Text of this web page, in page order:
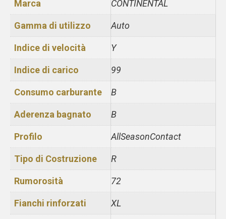
Marca CONTINENTAL
Gamma di utilizzo Auto
Indice di velocità Y
Indice di carico 99
Consumo carburante B
Aderenza bagnato B
Profilo AllSeasonContact
Tipo di Costruzione R
Rumorosità 72
Fianchi rinforzati XL